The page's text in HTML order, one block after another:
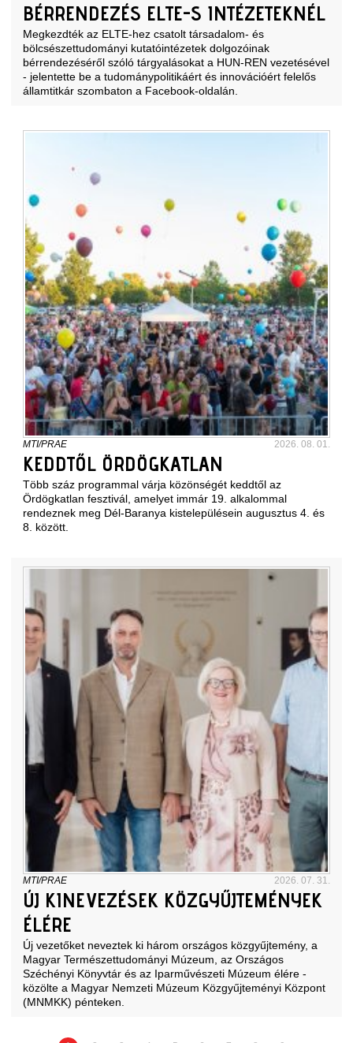
BÉRRENDEZÉS ELTE-S INTÉZETEKNÉL
Megkezdték az ELTE-hez csatolt társadalom- és
bölcsészettudományi kutatóintézetek dolgozóinak
bérrendezéséről szóló tárgyalásokat a HUN-REN vezetésével
- jelentette be a tudománypolitikáért és innovációért felelős
államtitkár szombaton a Facebook-oldalán
MTI/PRAE 2026. 08. 01.
KEDDTŐL ÖRDÖGKATLAN
Több száz programmal várja közönségét keddtől az
Ördögkatlan fesztivál, amelyet immár 19. alkalommal
rendeznek meg Dél-Baranya kistelepülésein augusztus 4. és
8. között.
MTI/PRAE 2026. 07. 31.
ÚJ KINEVEZÉSEK KÖZGYŰJTEMÉNYEK
ÉLÉRE
Új vezetőket neveztek ki három országos közgyűjtemény, a
Magyar Természettudományi Múzeum, az Országos
Széchényi Könyvtár és az Iparművészeti Múzeum élére -
közölte a Magyar Nemzeti Múzeum Közgyűjteményi Központ
(MNMKK) pénteken.